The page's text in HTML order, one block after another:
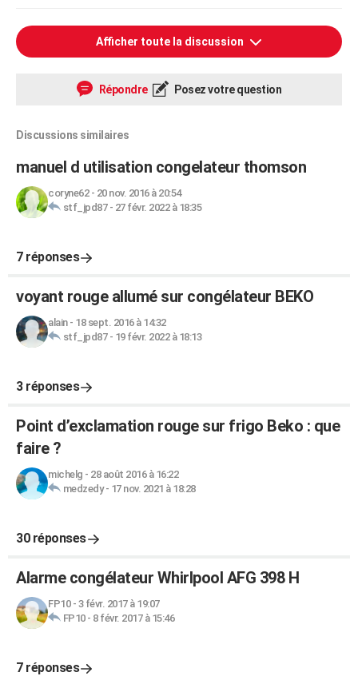
Afficher toute la discussion
Répondre Posez votre question
Discussions similaires
manuel d utilisation congelateur thomson
coryne62- 20 nov. 2016 à 20:54
stf_jpd87- 27 févr. 2022 à 18:35
7 réponses
voyant rouge allumé sur congélateur BEKO
alain- 18 sept. 2016 à 14:32
stf_jpd87- 19 févr. 2022 à 18:13
3 réponses
Point d’exclamation rouge sur frigo Beko : que
faire ?
michelg - 28 août 2016 à 16:22
medzedy- 17 nov. 2021 à 18:28
30 réponses
Alarme congélateur Whirlpool AFG 398 H
FP10- 3 févr. 2017 à 19:07
FP10- 8 févr. 2017 à 15:46
7 réponses